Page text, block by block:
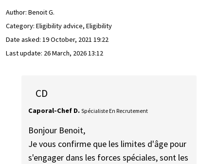
Author: Benoit G.
Category: Eligibility advice, Eligibility
Date asked: 19 October, 2021 19:22
Last update: 26 March, 2026 13:12
CD
Caporal-Chef D. Spécialiste En Recrutement
Bonjour Benoit,
Je vous confirme que les limites d'âge pour
s'engager dans les forces spéciales, sont les